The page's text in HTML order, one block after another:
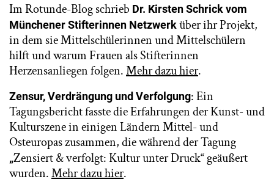
Im Rotunde-Blog schrieb Dr. Kirsten Schrick vom
Münchener Stifterinnen Netzwerküber ihr Projekt,
in dem sie Mittelschülerinnen und Mittelschülern
hilft und warum Frauen als Stifterinnen
Herzensanliegen folgen.Mehr dazu hier.
Zensur, Verdrängung und Verfolgung: Ein
Tagungsbericht fasste die Erfahrungen der Kunst- und
Kulturszene in einigen Ländern Mittel- und
Osteuropas zusammen, die während der Tagung
„Zensiert & verfolgt: Kultur unter Druck“ geäußert
wurden.Mehr dazu hier.